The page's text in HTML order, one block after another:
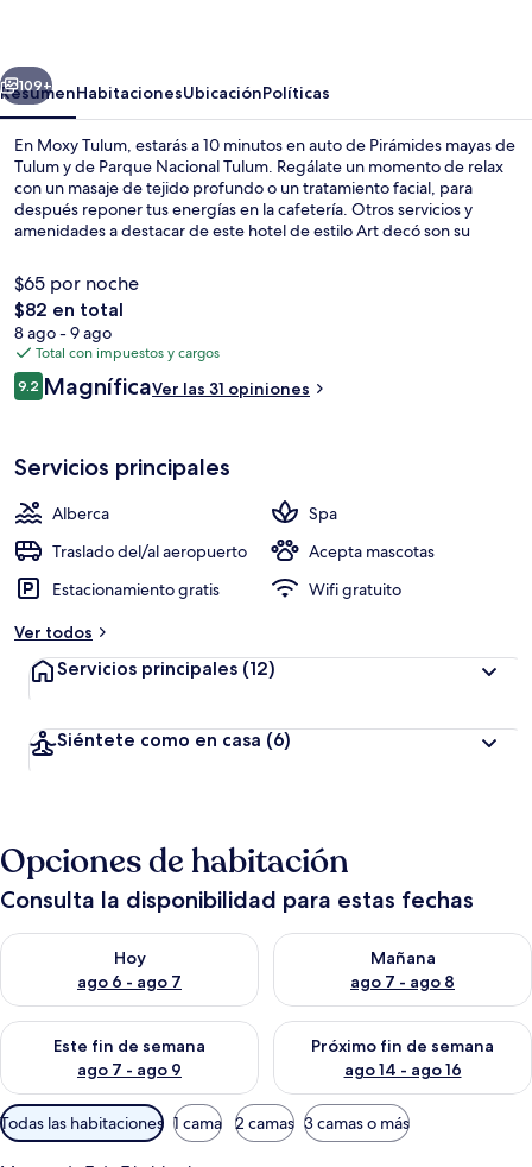
Siguiente
109+
ResumenHabitacionesUbicaciónPolíticas
En Moxy Tulum, estarás a 10 minutos en auto de Pirámides mayas de
Tulum y de Parque Nacional Tulum. Regálate un momento de relax
con un masaje de tejido profundo o un tratamiento facial, para
después reponer tus energías en la cafetería. Otros servicios y
amenidades a destacar de este hotel de estilo Art decó son su
abierta las 24 horas.
$65 por noche
El
precio
total
es
de
$82 en total
8 ago - 9 ago
Total con impuestos y cargos
Opiniones
9.29.2 de 10,
MagníficaVer las 31 opiniones
Servicios principales
Alberca
Spa
Traslado del/al aeropuerto
Acepta mascotas
Estacionamiento gratis
Wifi gratuito
Ver todos
Servicios principales (12)
Siéntete como en casa (6)
Opciones de habitación
Consulta la disponibilidad para estas fechas
Hoy
ago 6 - ago 7
Consulta la disponibilidad para hoy ago 6 - ago 7
Mañana
ago 7 - ago 8
Consulta la disponibilidad
Este fin de semana
ago 7 - ago 9
Consulta la disponibilidad para este fin de semana ago 7 -
Próximo fin de semana
ago 14 - ago 16
Consulta la disponibilidad
Filtros
disponibles
Todas las habitaciones 1 cama 2 camas 3 camas o más